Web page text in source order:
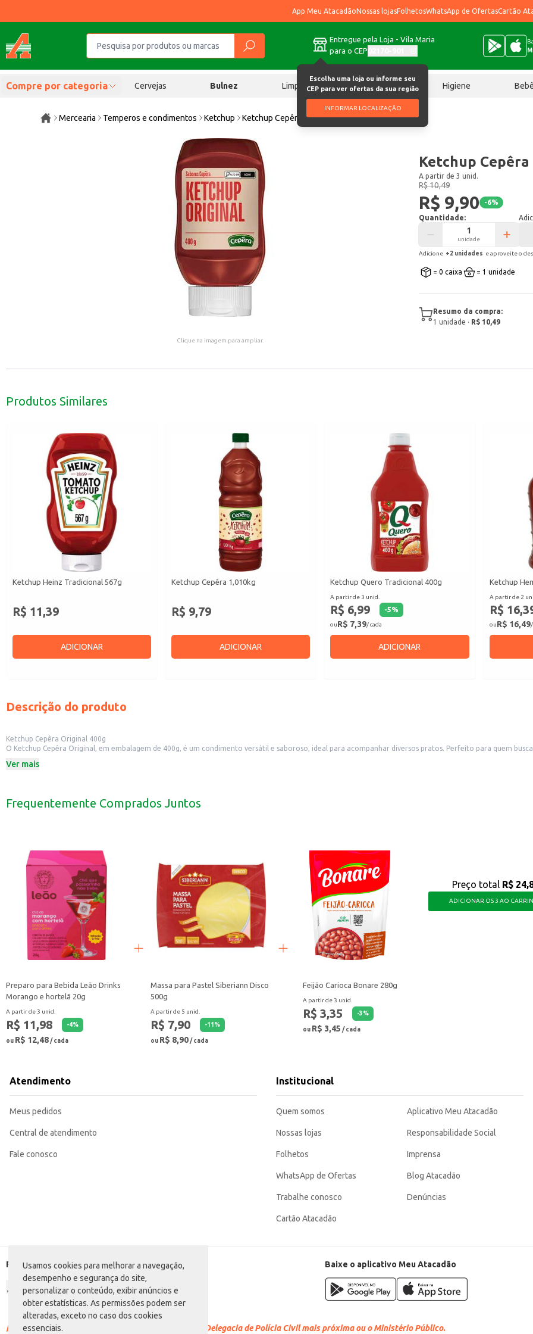
Usamos cookies para melhorar a navegação,
desempenho e segurança do site,
personalizar o conteúdo, exibir anúncios e
obter estatísticas. As permissões podem ser
alteradas, exceto no caso dos cookies
essenciais.
App Meu AtacadãoNossas lojasFolhetosWhatsApp de OfertasCartão
Entregue pela Loja - Vila Maria
para o CEP
Escolha uma loja ou informe seu
CEP para ver ofertas da sua região
INFORMAR LOCALIZAÇÃO
Compre por categoria Cervejas Bulnez Limpeza Chocolates Higiene
Mercearia Temperos e condimentos Ketchup Ketchup Cepêra Original 400g
Clique na imagem para ampliar.
Ketchup
A partir de 3 unid.
R$ 10,49
R$ 9,90 -6%
Quantidade:
unidade
Adicione +2 unidades e aproveite o
= 0 caixa = 1 unidade
Resumo da compra:
1 unidade · R$ 10,49
Produtos Similares
Ketchup Heinz Tradicional 567g
R$ 11,39
ADICIONAR
Ketchup Cepêra 1,010kg
R$ 9,79
ADICIONAR
Ketchup Quero Tradicional 400g
A partir de 3 unid.
R$ 6,99 -5%
ouR$ 7,39/ cada
ADICIONAR
Ketchup
A partir de 2
R$
ouR$ 16,49/
Descrição do produto
Ketchup Cepêra Original 400g
O Ketchup Cepêra Original, em embalagem de 400g, é um condimento versátil e saboroso, ideal para acompanhar diversos pratos. Perfeito para quem
Dicas de Uso:
Uma ótima opção para ter sempre à mão em casa, para refeições rápidas e saborosas.
Ver mais
Frequentemente Comprados Juntos
Preparo para Bebida Leão Drinks
Morango e hortelã 20g
A partir de 3 unid.
R$ 11,98 -4%
ou R$ 12,48/ cada
Massa para Pastel Siberiann Disco
500g
A partir de 5 unid.
R$ 7,90 -11 %
ou R$ 8,90/ cada
Feijão Carioca Bonare 280g
A partir de 3 unid.
R$ 3,35 -3%
ou R$ 3,45 / cada
Preço total R$
ADICIONAR OS 3 AO
Atendimento
Meus pedidos
Central de atendimento
Fale conosco
Institucional
Quem somos
Nossas lojas
Folhetos
WhatsApp de Ofertas
Trabalhe conosco
Cartão Atacadão
Aplicativo Meu Atacadão
Responsabilidade Social
Imprensa
Blog Atacadão
Denúncias
Formas de pagamento Baixe o aplicativo Meu Atacadão
Racismo é crime. Denuncie. Disque 100 ou procure a Delegacia de Polícia Civil mais próxima ou o Ministério Público.